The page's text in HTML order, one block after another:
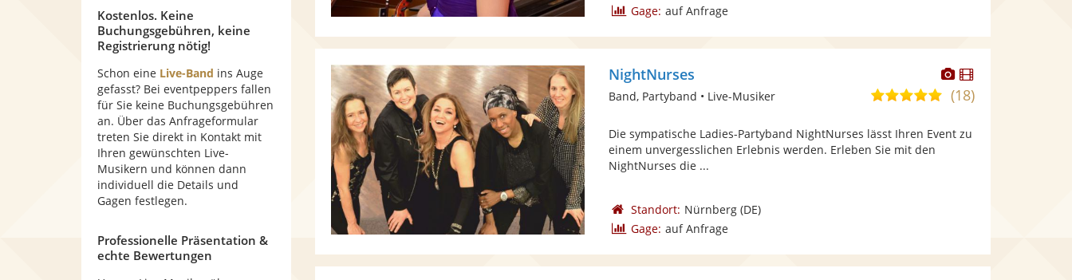
Gage: auf Anfrage
Dieser
Künstler
stellt
bereit.
Dieser
Künstler
NightNurses
5,0
5
(18)
Band, Partyband • Live-Musiker
Die sympatische Ladies-Partyband NightNurses lässt Ihren Event zu
einem unvergesslichen Erlebnis werden. Erleben Sie mit den
NightNurses die ...
Standort: Nürnberg(DE)
Gage: auf Anfrage
Kostenlos. Keine
Buchungsgebühren, keine
Registrierung nötig!
Schon eine Live-Band ins Auge
gefasst? Bei eventpeppers fallen
für Sie keine Buchungsgebühren
an. Über das Anfrageformular
treten Sie direkt in Kontakt mit
Ihren gewünschten Live-
Musikern und können dann
individuell die Details und
Gagen festlegen.
Professionelle Präsentation &
echte Bewertungen